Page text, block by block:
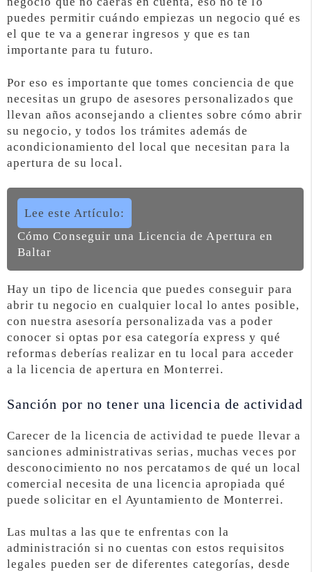
puedes permitir cuándo empiezas un negocio qué es
el que te va a generar ingresos y que es tan
importante para tu futuro.
Por eso es importante que tomes conciencia de que
necesitas un grupo de asesores personalizados que
llevan años aconsejando a clientes sobre cómo abrir
su negocio, y todos los trámites además de
acondicionamiento del local que necesitan para la
apertura de su local.
Lee este Artículo:
Cómo Conseguir una Licencia de Apertura en
Baltar
Hay un tipo de licencia que puedes conseguir para
abrir tu negocio en cualquier local lo antes posible,
con nuestra asesoría personalizada vas a poder
conocer si optas por esa categoría express y qué
reformas deberías realizar en tu local para acceder
a la licencia de apertura en Monterrei.
Sanción por no tener una licencia de actividad
Carecer de la licencia de actividad te puede llevar a
sanciones administrativas serias, muchas veces por
desconocimiento no nos percatamos de qué un local
comercial necesita de una licencia apropiada qué
puede solicitar en el Ayuntamiento de Monterrei.
Las multas a las que te enfrentas con la
administración si no cuentas con estos requisitos
legales pueden ser de diferentes categorías, desde